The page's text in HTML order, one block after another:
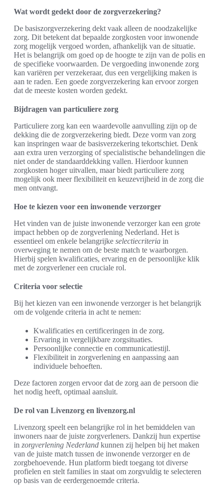
Wat wordt gedekt door de zorgverzekering?
De basiszorgverzekering dekt vaak alleen de noodzakelijke
zorg. Dit betekent dat bepaalde zorgkosten voor inwonende
zorg mogelijk vergoed worden, afhankelijk van de situatie.
Het is belangrijk om goed op de hoogte te zijn van de polis en
de specifieke voorwaarden. De vergoeding inwonende zorg
kan variëren per verzekeraar, dus een vergelijking maken is
aan te raden. Een goede zorgverzekering kan ervoor zorgen
dat de meeste kosten worden gedekt.
Bijdragen van particuliere zorg
Particuliere zorg kan een waardevolle aanvulling zijn op de
dekking die de zorgverzekering biedt. Deze vorm van zorg
kan inspringen waar de basisverzekering tekortschiet. Denk
aan extra uren verzorging of specialistische behandelingen die
niet onder de standaarddekking vallen. Hierdoor kunnen
zorgkosten hoger uitvallen, maar biedt particuliere zorg
mogelijk ook meer flexibiliteit en keuzevrijheid in de zorg die
men ontvangt.
Hoe te kiezen voor een inwonende verzorger
Het vinden van de juiste inwonende verzorger kan een grote
impact hebben op de zorgverlening Nederland. Het is
essentieel om enkele belangrijke selectiecriteria in
overweging te nemen om de beste match te waarborgen.
Hierbij spelen kwalificaties, ervaring en de persoonlijke klik
met de zorgverlener een cruciale rol.
Criteria voor selectie
Bij het kiezen van een inwonende verzorger is het belangrijk
om de volgende criteria in acht te nemen:
Kwalificaties en certificeringen in de zorg.
Ervaring in vergelijkbare zorgsituaties.
Persoonlijke connectie en communicatiestijl.
Flexibiliteit in zorgverlening en aanpassing aan
individuele behoeften.
Deze factoren zorgen ervoor dat de zorg aan de persoon die
het nodig heeft, optimaal aansluit.
De rol van Livenzorg en livenzorg.nl
Livenzorg speelt een belangrijke rol in het bemiddelen van
inwoners naar de juiste zorgverleners. Dankzij hun expertise
in zorgverlening Nederland kunnen zij helpen bij het maken
van de juiste match tussen de inwonende verzorger en de
zorgbehoevende. Hun platform biedt toegang tot diverse
profielen en stelt families in staat om zorgvuldig te selecteren
op basis van de eerdergenoemde criteria.